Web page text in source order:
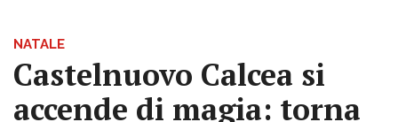
NATALE
Castelnuovo Calcea si
accende di magia: torna